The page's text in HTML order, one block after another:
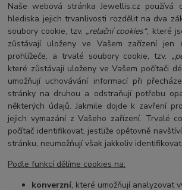
Naše webová stránka Jewellis.cz používá
hlediska jejich trvanlivosti rozdělit na dva
soubory cookie, tzv. „relační cookies“, které
zůstávají uloženy ve Vašem zařízení jen
prohlížeče, a trvalé soubory cookie, tzv.
které zůstávají uloženy ve Vašem počítači
umožňují uchovávání informací při
stránky na druhou a odstraňují potřebu
některých údajů. Jakmile dojde k zavření
jejich vymazání z Vašeho zařízení. Trvalé
počítač identifikovat, jestliže opětovně
stránku, neumožňují však jakkoliv
Podle funkcí dělíme cookies na:
konverzní, které umožňují analyzovat